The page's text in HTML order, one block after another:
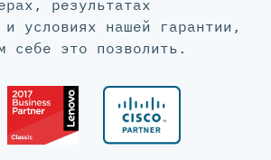
результатах
и условиях нашей гарантии,
себе это позволить.